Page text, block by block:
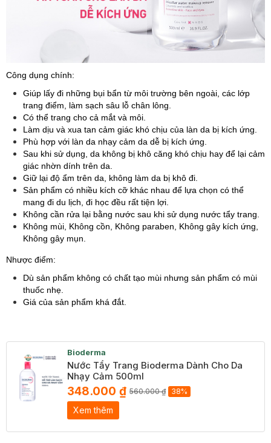
Công dụng chính:
Giúp lấy đi những bụi bẩn từ môi trường bên ngoài, các lớp
trang điểm, làm sạch sâu lỗ chân lông.
Có thể trang cho cả mắt và môi.
Làm dịu và xua tan cảm giác khó chịu của làn da bị kích ứng.
Phù hợp với làn da nhạy cảm da dễ bị kích ứng.
Sau khi sử dụng, da không bị khô căng khó chịu hay để lại cảm
giác nhờn dính trên da.
Giữ lại độ ẩm trên da, không làm da bị khô đi.
Sản phẩm có nhiều kích cỡ khác nhau để lựa chọn có thể
mang đi du lịch, đi học đều rất tiện lợi.
Không cần rửa lại bằng nước sau khi sử dụng nước tẩy trang.
Không mùi, Không cồn, Không paraben, Không gây kích ứng,
Không gây mụn.
Nhược điểm:
Dù sản phẩm không có chất tạo mùi nhưng sản phẩm có mùi
thuốc nhẹ.
Giá của sản phẩm khá đắt.
Bioderma
Nước Tẩy Trang Bioderma Dành Cho Da
Nhạy Cảm 500ml
348.000 ₫ 560.000 ₫ 38%
Xem thêm